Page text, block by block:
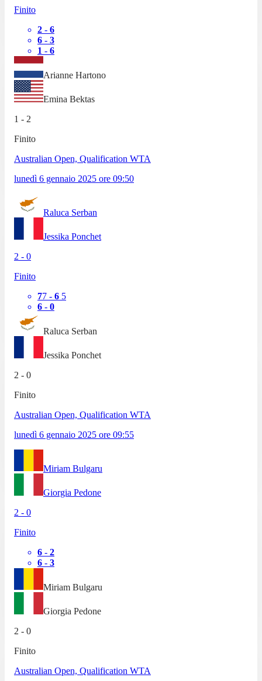
Finito
2 - 6
6 - 3
1 - 6
Arianne Hartono
Emina Bektas
1 - 2
Finito
Australian Open, Qualification WTA
lunedì 6 gennaio 2025 ore 09:50
Raluca Serban
Jessika Ponchet
2 - 0
Finito
77 - 6 5
6 - 0
Raluca Serban
Jessika Ponchet
2 - 0
Finito
Australian Open, Qualification WTA
lunedì 6 gennaio 2025 ore 09:55
Miriam Bulgaru
Giorgia Pedone
2 - 0
Finito
6 - 2
6 - 3
Miriam Bulgaru
Giorgia Pedone
2 - 0
Finito
Australian Open, Qualification WTA